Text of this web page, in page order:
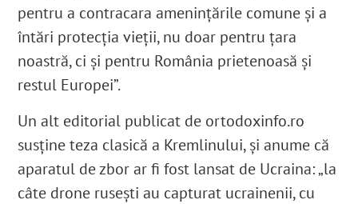
pentru a contracara ameninţările comune şi a
întări protecţia vieţii, nu doar pentru ţara
noastră, ci şi pentru România prietenoasă şi
restul Europei”.
Un alt editorial publicat de ortodoxinfo.ro
susține teza clasică a Kremlinului, şi anume că
aparatul de zbor ar fi fost lansat de Ucraina: „la
câte drone rusești au capturat ucrainenii, cu